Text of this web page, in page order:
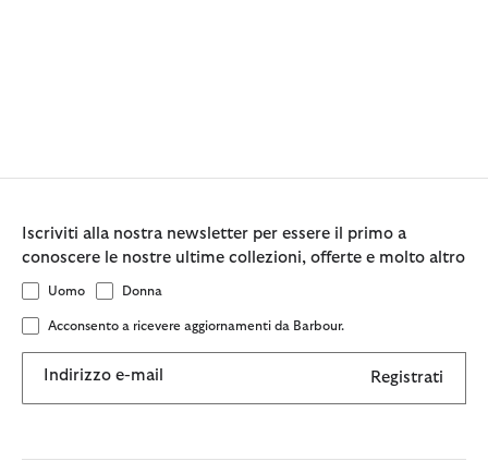
Iscriviti alla nostra newsletter per essere il primo a
conoscere le nostre ultime collezioni, offerte e molto altro
Uomo Donna
Acconsento a ricevere aggiornamenti da Barbour.
Indirizzo e-mail Registrati